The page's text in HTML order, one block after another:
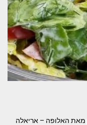
ל 2 רטבים מתכון מאת האלופה – אריאלה